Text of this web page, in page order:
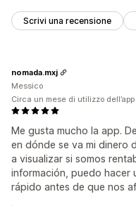
Scrivi una recensione
Me gusta mucho la app.
en dónde se va mi dinero
a visualizar si somos
información, puedo hacer
rápido antes de que nos
nomada.mxj
Messico
Circa un mese di utilizzo dell’app